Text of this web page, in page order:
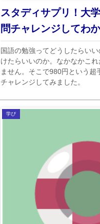
スタディサプリ！大
問チャレンジしてわ
国語の勉強ってどうしたらい
けたらいいのか。なかなかこ
ません。そこで980円という超
チャレンジしてみました。
学び